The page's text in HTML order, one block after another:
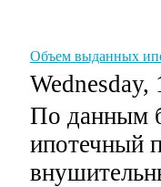
Объем выданных
Wednesday,
По данным
ипотечный